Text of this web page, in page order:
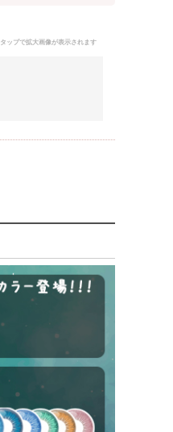
タップで拡大画像が表示されます